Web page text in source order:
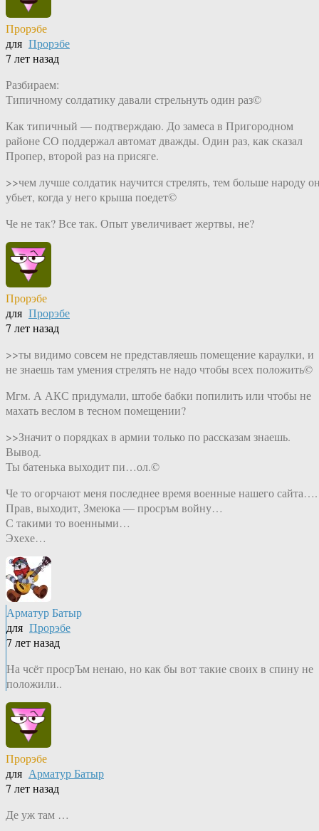
Прорэбе
для Прорэбе
7 лет назад
Разбираем:
Типичному солдатику давали стрельнуть один раз©
Как типичный — подтверждаю. До замеса в Пригородном
районе СО поддержал автомат дважды. Один раз, как сказал
Пропер, второй раз на присяге.
>>чем лучше солдатик научится стрелять, тем больше народу
убьет, когда у него крыша поедет©
Че не так? Все так. Опыт увеличивает жертвы, не?
Прорэбе
для Прорэбе
7 лет назад
>>ты видимо совсем не представляешь помещение караулки, и
не знаешь там умения стрелять не надо чтобы всех положить©
Мгм. А АКС придумали, штобе бабки попилить или чтобы не
махать веслом в тесном помещении?
>>Значит о порядках в армии только по рассказам знаешь.
Вывод.
Ты батенька выходит пи…ол.©
Че то огорчают меня последнее время военные нашего сайта….
Прав, выходит, Змеюка — просръм войну…
С такими то военными…
Эхехе…
Арматур Батыр
для Прорэбе
7 лет назад
На чсёт просрЪм ненаю, но как бы вот такие своих в спину не
положили..
Прорэбе
для Арматур Батыр
7 лет назад
Де уж там …